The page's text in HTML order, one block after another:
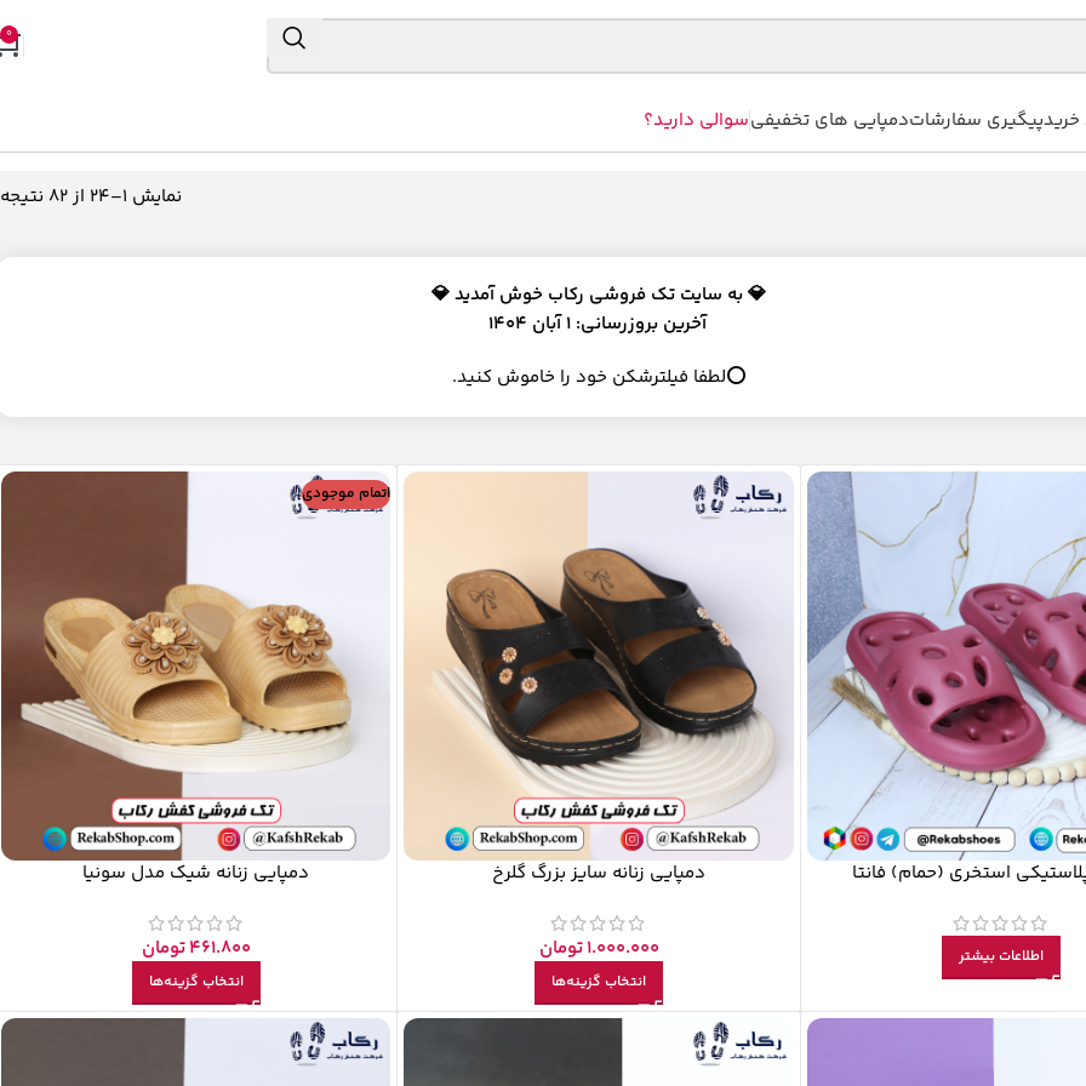
0
پیگیری سفارشاتدمپایی های تخفیفیسوالی دارید؟
نمایش 25–48 از 82 نتیجه
💎به سایت تک فروشی رکاب خوش آمدید 💎
آخرین بروزرسانی: 1 آبان 1404
⭕لطفا فیلترشکن خود را خاموش کنید.
استخری (حمام) فانتا
اطلاعات بیشتر
دمپایی زنانه سایز بزرگ گلرخ
1.000.000تومان
انتخاب گزینه‌ها
اتمام موجودی
دمپایی زنانه شیک مدل سونیا
461.800تومان
انتخاب گزینه‌ها